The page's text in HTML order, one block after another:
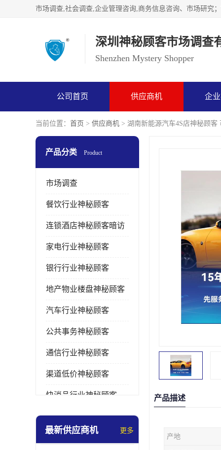
深圳神秘顾客市场调查
Shenzhen Mystery Shopper
公司首页 供应商机 企
当前位置： 首页 > 供应商机 > 湖南新能源汽车4S店神秘顾
产品分类 Product
市场调查
餐饮行业神秘顾客
连锁酒店神秘顾客暗访
家电行业神秘顾客
银行行业神秘顾客
地产物业楼盘神秘顾客
汽车行业神秘顾客
公共事务神秘顾客
通信行业神秘顾客
渠道低价神秘顾客
快消品行业神秘顾客
医疗行业神秘顾客
最新供应商机 更多
产品描述
产地